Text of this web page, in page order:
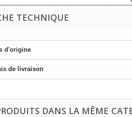
TECHNIQUE
d'origine
de livraison
DANS LA MÊME